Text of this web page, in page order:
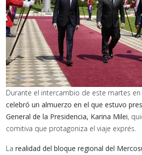
Durante el intercambio de este martes en
celebró un almuerzo en el que estuvo
General de la Presidencia, Karina Milei,
comitiva que protagoniza el viaje exprés.
La realidad del bloque regional del